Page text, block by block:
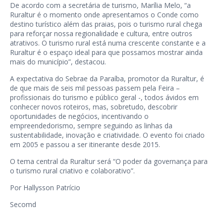
De acordo com a secretária de turismo, Marília Melo, “a
Ruraltur é o momento onde apresentamos o Conde como
destino turístico além das praias, pois o turismo rural chega
para reforçar nossa regionalidade e cultura, entre outros
atrativos. O turismo rural está numa crescente constante e a
Ruraltur é o espaço ideal para que possamos mostrar ainda
mais do município”, destacou.
A expectativa do Sebrae da Paraíba, promotor da Ruraltur, é
de que mais de seis mil pessoas passem pela Feira –
profissionais do turismo e público geral -, todos ávidos em
conhecer novos roteiros, mas, sobretudo, descobrir
oportunidades de negócios, incentivando o
empreendedorismo, sempre seguindo as linhas da
sustentabilidade, inovação e criatividade. O evento foi criado
em 2005 e passou a ser itinerante desde 2015.
O tema central da Ruraltur será “O poder da governança para
o turismo rural criativo e colaborativo”.
Por Hallysson Patrício
Secomd